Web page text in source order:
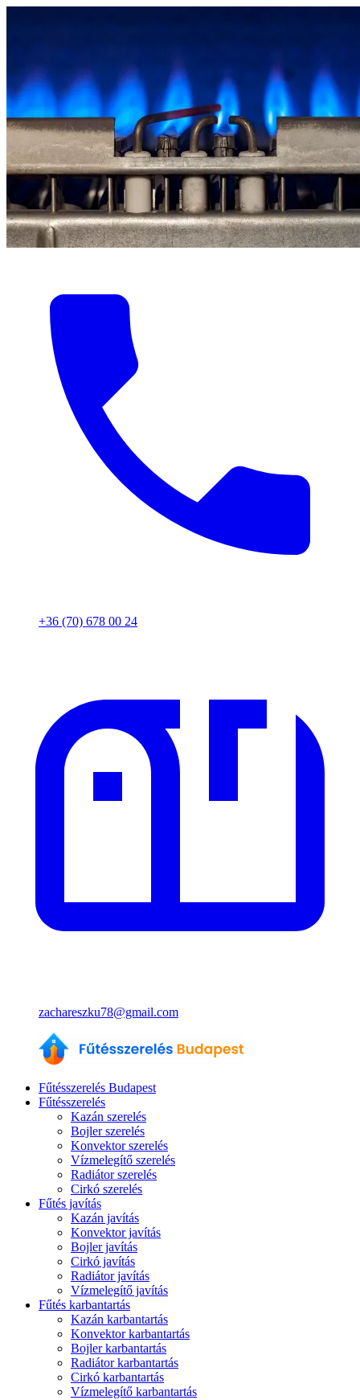
+36 (70) 678 00 24
zachareszku78@gmail.com
Fűtésszerelés Budapest
Fűtésszerelés
Kazán szerelés
Bojler szerelés
Konvektor szerelés
Vízmelegítő szerelés
Radiátor szerelés
Cirkó szerelés
Fűtés javítás
Kazán javítás
Konvektor javítás
Bojler javítás
Cirkó javítás
Radiátor javítás
Vízmelegítő javítás
Fűtés karbantartás
Kazán karbantartás
Konvektor karbantartás
Bojler karbantartás
Radiátor karbantartás
Cirkó karbantartás
Vízmelegítő karbantartás